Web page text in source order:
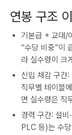
연봉 구조
기본급 + 교대/
“수당 비중”이
라 실수령이 크
신입 체감 구간
직무별 테이블
면 실수령은 직
경력 구간: 설비
PLC 등)는 수당